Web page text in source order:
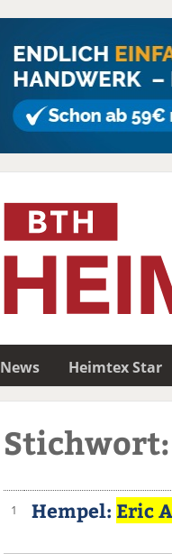
News Heimtex Star
1 Hempel: Eric